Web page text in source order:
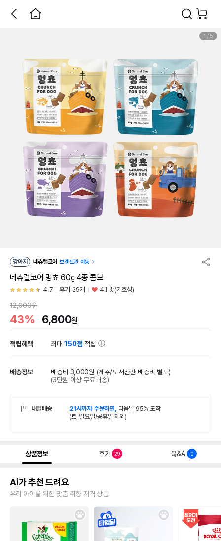
1 / 5
강아지 네츄럴코어 브랜드관 이동
네츄럴코어 멍쵸 60g 4종 콤보
4.7 후기 29개 4.1 맛(기호성)
12,000원
43% 6,800원
적립혜택 최대150점 적립
배송정보 배송비 3,000원 (제주/도서산간 배송비 별도)
(3만원 이상 무료배송)
내일배송 21시까지 주문하면, 다음날 95% 도착
(토, 일요일/공휴일 제외)
상품정보 후기 29 Q&A 0
Ai가 추천 드려요
우리 아이를 위한 맞춤 취향 저격 상품